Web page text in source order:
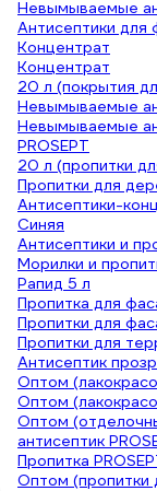
Невымываемые
Антисептики для
Концентрат
Концентрат
20 л (покрытия
Невымываемые
Невымываемые
PROSEPT
20 л (пропитки
Пропитки для
Антисептики-
Синяя
Антисептики и
Морилки и
Рапид 5 л
Пропитка для
Пропитки для
Пропитки для
Антисептик
Оптом
Оптом
Оптом
антисептик
Пропитка
Оптом (пропитки